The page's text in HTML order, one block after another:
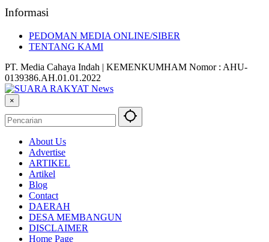
Informasi
PEDOMAN MEDIA ONLINE/SIBER
TENTANG KAMI
PT. Media Cahaya Indah | KEMENKUMHAM Nomor : AHU-
0139386.AH.01.01.2022
×
About Us
Advertise
ARTIKEL
Artikel
Blog
Contact
DAERAH
DESA MEMBANGUN
DISCLAIMER
Home Page